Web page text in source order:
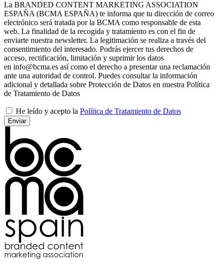
La BRANDED CONTENT MARKETING ASSOCIATION
ESPAÑA (BCMA ESPAÑA) te informa que tu dirección de correo
electrónico será tratada por la BCMA como responsable de esta
web. La finalidad de la recogida y tratamiento es con el fin de
enviarte nuestra newsletter. La legitimación se realiza a través del
consentimiento del interesado. Podrás ejercer tus derechos de
acceso, rectificación, limitación y suprimir los datos
en info@bcma.es así como el derecho a presentar una reclamación
ante una autoridad de control. Puedes consultar la información
adicional y detallada sobre Protección de Datos en nuestra Política
de Tratamiento de Datos
He leído y acepto la Política de Tratamiento de Datos